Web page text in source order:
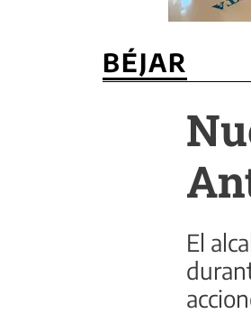
BÉJAR
El